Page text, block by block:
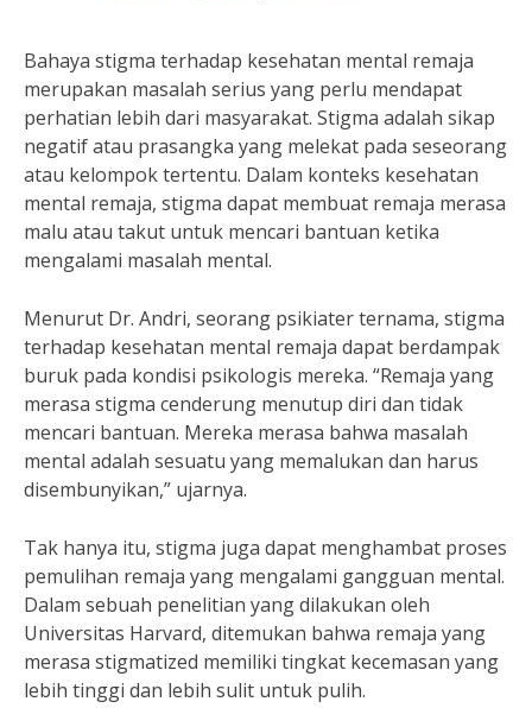
Bahaya stigma terhadap kesehatan mental remaja
merupakan masalah serius yang perlu mendapat
perhatian lebih dari masyarakat. Stigma adalah sikap
negatif atau prasangka yang melekat pada seseorang
atau kelompok tertentu. Dalam konteks kesehatan
mental remaja, stigma dapat membuat remaja merasa
malu atau takut untuk mencari bantuan ketika
mengalami masalah mental.
Menurut Dr. Andri, seorang psikiater ternama, stigma
terhadap kesehatan mental remaja dapat berdampak
buruk pada kondisi psikologis mereka. “Remaja yang
merasa stigma cenderung menutup diri dan tidak
mencari bantuan. Mereka merasa bahwa masalah
mental adalah sesuatu yang memalukan dan harus
disembunyikan,” ujarnya.
Tak hanya itu, stigma juga dapat menghambat proses
pemulihan remaja yang mengalami gangguan mental.
Dalam sebuah penelitian yang dilakukan oleh
Universitas Harvard, ditemukan bahwa remaja yang
merasa stigmatized memiliki tingkat kecemasan yang
lebih tinggi dan lebih sulit untuk pulih.